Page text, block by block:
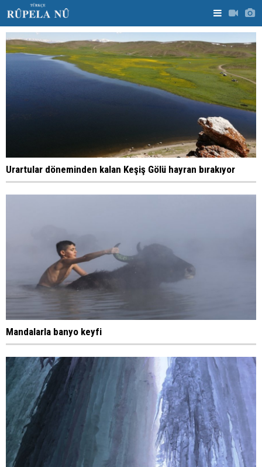
Urartular döneminden kalan Keşiş Gölü hayran bırakıyor
Mandalarla banyo keyfi